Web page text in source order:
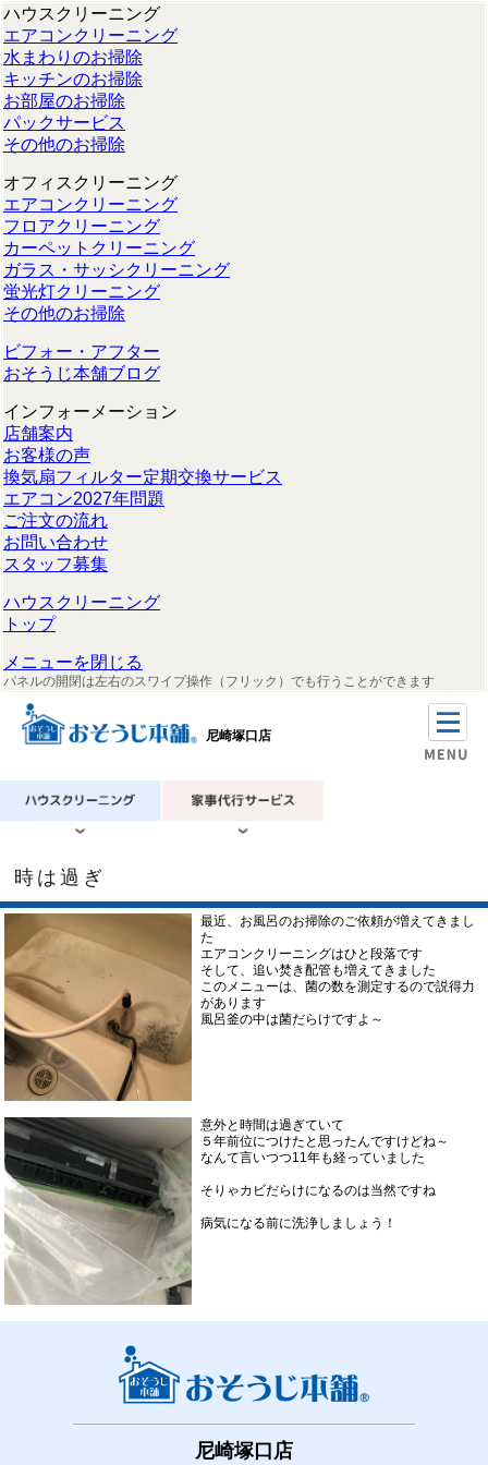
ハウスクリーニング
エアコンクリーニング
水まわりのお掃除
キッチンのお掃除
お部屋のお掃除
パックサービス
その他のお掃除
オフィスクリーニング
エアコンクリーニング
フロアクリーニング
カーペットクリーニング
ガラス・サッシクリーニング
蛍光灯クリーニング
その他のお掃除
ビフォー・アフター
おそうじ本舗ブログ
インフォーメーション
店舗案内
お客様の声
換気扇フィルター定期交換サービス
エアコン2027年問題
ご注文の流れ
お問い合わせ
スタッフ募集
ハウスクリーニング
トップ
メニューを閉じる
パネルの開閉は左右のスワイプ操作（フリック）でも行うことができます
尼崎塚口店
時は過ぎ
最近、お風呂のお掃除のご依頼が増えてきまし
た
エアコンクリーニングはひと段落です
そして、追い焚き配管も増えてきました
このメニューは、菌の数を測定するので説得力
があります
風呂釜の中は菌だらけですよ～
意外と時間は過ぎていて
５年前位につけたと思ったんですけどね～
なんて言いつつ11年も経っていました
そりゃカビだらけになるのは当然ですね
病気になる前に洗浄しましょう！
尼崎塚口店